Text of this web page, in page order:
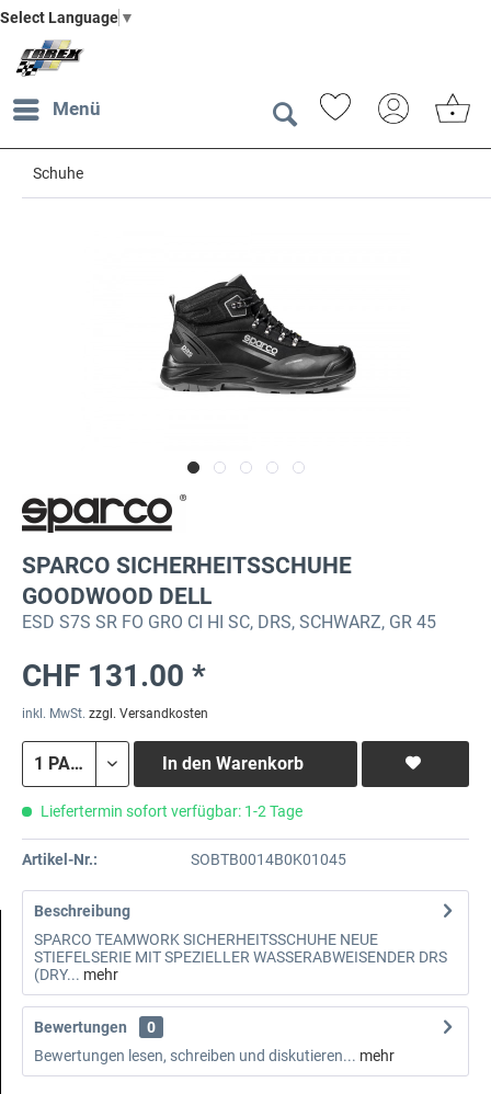
Select Language ▼
Menü
Schuhe
SPARCO SICHERHEITSSCHUHE
GOODWOOD DELL
ESD S7S SR FO GRO CI HI SC, DRS, SCHWARZ, GR 45
CHF 131.00 *
inkl. MwSt. zzgl. Versandkosten
In den Warenkorb
Liefertermin sofort verfügbar: 1-2 Tage
Artikel-Nr.: SOBTB0014B0K01045
Beschreibung
SPARCO TEAMWORK SICHERHEITSSCHUHE NEUE
STIEFELSERIE MIT SPEZIELLER WASSERABWEISENDER DRS
(DRY... mehr
Bewertungen
0
Bewertungen lesen, schreiben und diskutieren... mehr